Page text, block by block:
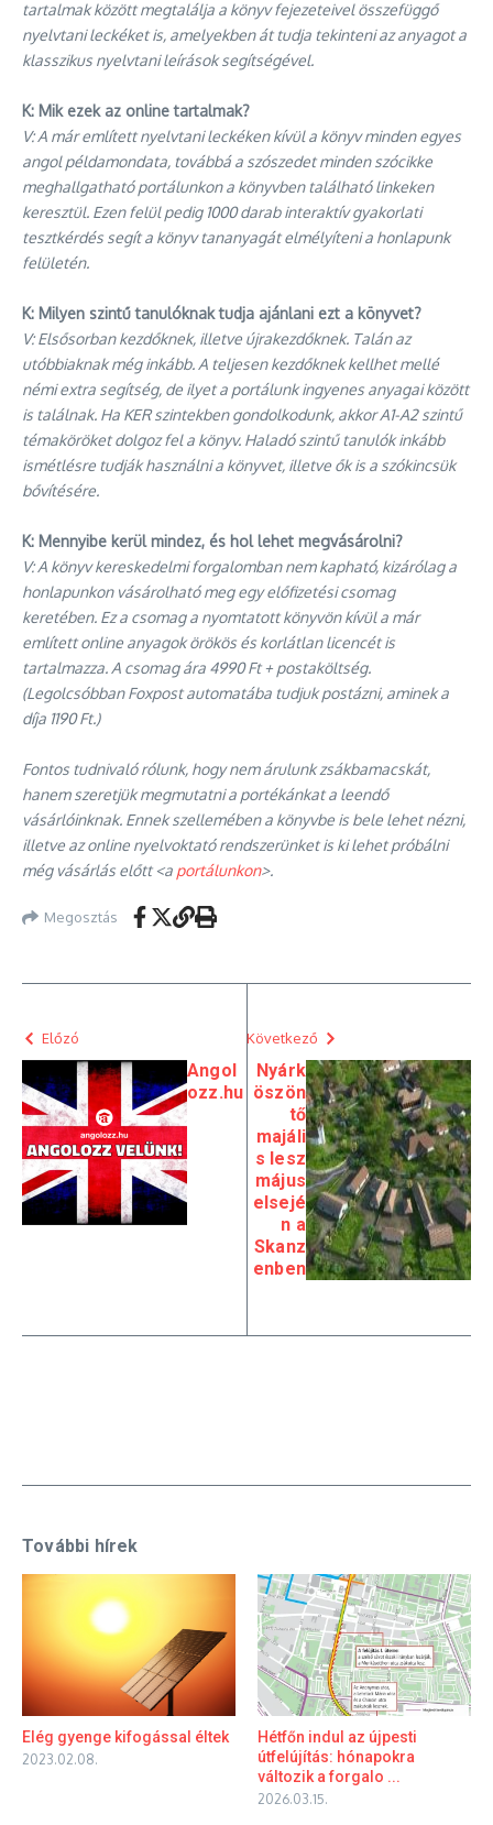
tartalmak között megtalálja a könyv fejezeteivel összefüggő
nyelvtani leckéket is, amelyekben át tudja tekinteni az anyagot a
klasszikus nyelvtani leírások segítségével.
K: Mik ezek az online tartalmak?
V: A már említett nyelvtani leckéken kívül a könyv minden egyes
angol példamondata, továbbá a szószedet minden szócikke
meghallgatható portálunkon a könyvben található linkeken
keresztül. Ezen felül pedig 1000 darab interaktív gyakorlati
tesztkérdés segít a könyv tananyagát elmélyíteni a honlapunk
felületén.
K: Milyen szintű tanulóknak tudja ajánlani ezt a könyvet?
V: Elsősorban kezdőknek, illetve újrakezdőknek. Talán az
utóbbiaknak még inkább. A teljesen kezdőknek kellhet mellé
némi extra segítség, de ilyet a portálunk ingyenes anyagai között
is találnak. Ha KER szintekben gondolkodunk, akkor A1-A2 szintű
témaköröket dolgoz fel a könyv. Haladó szintű tanulók inkább
ismétlésre tudják használni a könyvet, illetve ők is a szókincsük
bővítésére.
K: Mennyibe kerül mindez, és hol lehet megvásárolni?
V: A könyv kereskedelmi forgalomban nem kapható, kizárólag a
honlapunkon vásárolható meg egy előfizetési csomag
keretében. Ez a csomag a nyomtatott könyvön kívül a már
említett online anyagok örökös és korlátlan licencét is
tartalmazza. A csomag ára 4990 Ft + postaköltség.
(Legolcsóbban Foxpost automatába tudjuk postázni, aminek a
díja 1190 Ft.)
Fontos tudnivaló rólunk, hogy nem árulunk zsákbamacskát,
hanem szeretjük megmutatni a portékánkat a leendő
vásárlóinknak. Ennek szellemében a könyvbe is bele lehet nézni,
illetve az online nyelvoktató rendszerünket is ki lehet próbálni
még vásárlás előtt <a portálunkon>.
Megosztás
Előzó
Angol
ozz.hu
Következő
Nyárk
öszön
tő
majáli
s lesz
május
elsejé
n a
Skanz
enben
További hírek
Elég gyenge kifogással éltek
2023.02.08.
Hétfőn indul az újpesti
útfelújítás: hónapokra
változik a forgalo ...
2026.03.15.